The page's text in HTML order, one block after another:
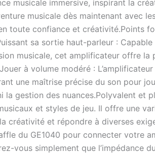
musicale immersive, inspirant la
musicale dès maintenant avec
toute confiance et créativité.Points
sa sortie haut-parleur :
musicale, cet amplificateur offre
à volume modéré :
une maîtrise précise du son pour
la gestion des nuances.Polyvalent et
et styles de jeu. Il offre une
créativité et répondre à diverses
du GE1040 pour connecter votre
vous simplement que l’impédance